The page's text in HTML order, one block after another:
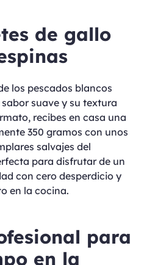
de gallo
los pescados blancos
suave y su textura
recibes en casa una
350 gramos con unos
salvajes del
para disfrutar de un
con cero desperdicio y
en la cocina.
para
en la